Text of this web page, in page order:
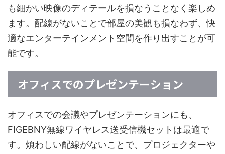
も細かい映像のディテールを損なうことなく楽しめ
ます。配線がないことで部屋の美観も損なわず、快
適なエンターテインメント空間を作り出すことが可
能です。
オフィスでのプレゼンテーション
オフィスでの会議やプレゼンテーションにも、
FIGEBNY無線ワイヤレス送受信機セットは最適で
す。煩わしい配線がないことで、プロジェクターや